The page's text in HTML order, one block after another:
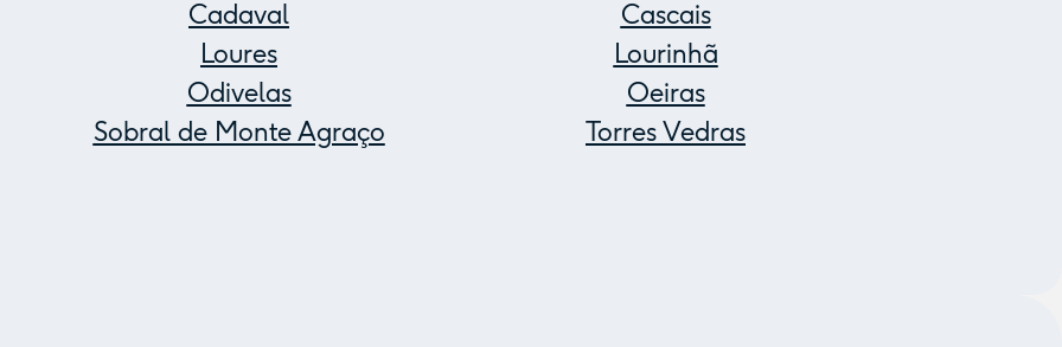
Cadaval
Cascais
Loures
Lourinhã
Odivelas
Oeiras
Sobral de Monte Agraço
Torres Vedras